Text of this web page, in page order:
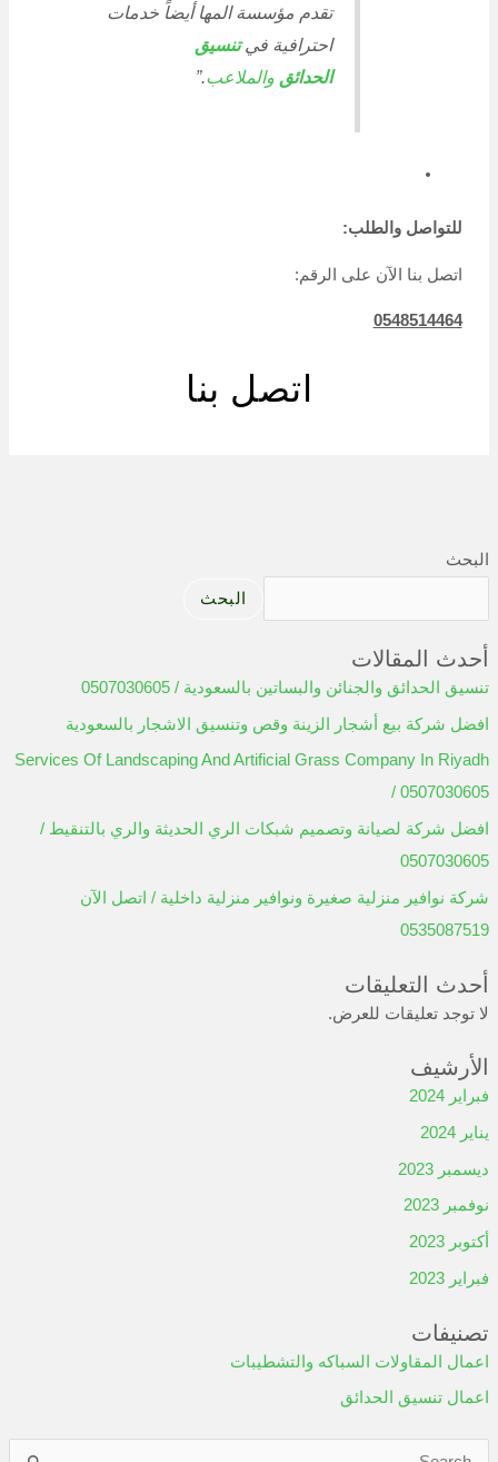
البحث
البحث
أحدث المقالات
تنسيق الحدائق والجنائن والبساتين بالسعودية / 0507030605
افضل شركة بيع أشجار الزينة وقص وتنسيق الاشجار بالسعودية
Services Of Landscaping And Artificial Grass Company In Riyadh
/ 0507030605
افضل شركة لصيانة وتصميم شبكات الري الحديثة والري بالتنقيط /
0507030605
شركة نوافير منزلية صغيرة ونوافير منزلية داخلية / اتصل الآن
0535087519
أحدث التعليقات
لا توجد تعليقات للعرض.
الأرشيف
فبراير 2024
يناير 2024
ديسمبر 2023
نوفمبر 2023
أكتوبر 2023
فبراير 2023
تصنيفات
اعمال المقاولات السباكه والتشطيبات
اعمال تنسيق الحدائق
تقدم مؤسسة المها أيضاً خدمات
احترافية فيتنسيق
الحدائق والملاعب.”
للتواصل والطلب:
اتصل بنا الآن على الرقم:
0548514464
اتصل بنا